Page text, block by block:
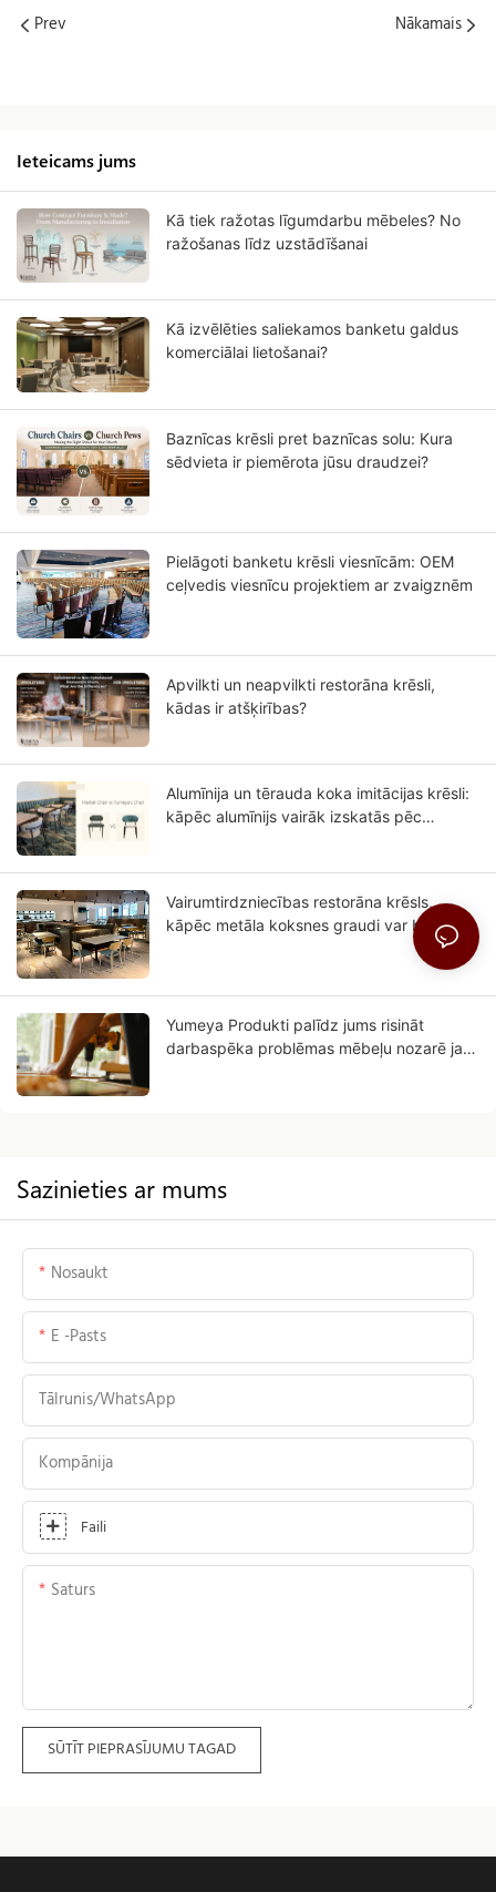
Prev Nākamais
Ieteicams jums
Kā tiek ražotas līgumdarbu mēbeles? No
ražošanas līdz uzstādīšanai
Kā izvēlēties saliekamos banketu galdus
komerciālai lietošanai?
Baznīcas krēsli pret baznīcas solu: Kura
sēdvieta ir piemērota jūsu draudzei?
Pielāgoti banketu krēsli viesnīcām: OEM
ceļvedis viesnīcu projektiem ar zvaigznēm
Apvilkti un neapvilkti restorāna krēsli,
kādas ir atšķirības?
Alumīnija un tērauda koka imitācijas krēsli:
kāpēc alumīnijs vairāk izskatās pēc
Vairumtirdzniecības restorāna krēsls,
kāpēc metāla koksnes graudi var būt jūsu
Yumeya Produkti palīdz jums risināt
darbaspēka problēmas mēbeļu nozarē jau
Sazinieties ar mums
Nosaukt
E -pasts
Tālrunis/WhatsApp
Kompānija
Faili
Saturs
SŪTĪT PIEPRASĪJUMU TAGAD